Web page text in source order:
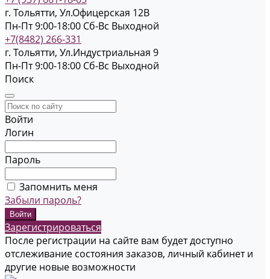
г. Тольятти, Ул.Офицерская 12В
Пн-Пт 9:00-18:00 Cб-Вс Выходной
+7(8482) 266-331
г. Тольятти, Ул.Индустриальная 9
Пн-Пт 9:00-18:00 Cб-Вс Выходной
Поиск
Войти
Логин
Пароль
Запомнить меня
Забыли пароль?
Зарегистрироваться
После регистрации на сайте вам будет доступно
отслеживание состояния заказов, личный кабинет и
другие новые возможности